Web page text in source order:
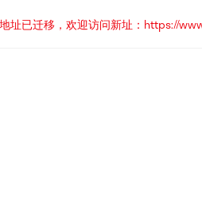
址已迁移，欢迎访问新址：https://